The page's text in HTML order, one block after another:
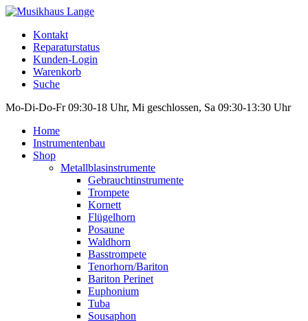
Kontakt
Reparaturstatus
Kunden-Login
Warenkorb
Suche
Mo-Di-Do-Fr 09:30-18 Uhr, Mi geschlossen, Sa 09:30-13:30 Uhr
Home
Instrumentenbau
Shop
Metallblasinstrumente
Gebrauchtinstrumente
Trompete
Kornett
Flügelhorn
Posaune
Waldhorn
Basstrompete
Tenorhorn/Bariton
Bariton Perinet
Euphonium
Tuba
Sousaphon